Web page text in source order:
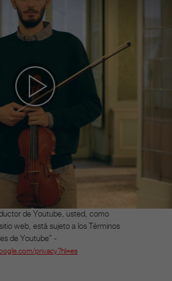
de Youtube, usted, como
web, está sujeto a los
Términos
de Youtube” -
.com/privacy?hl=es